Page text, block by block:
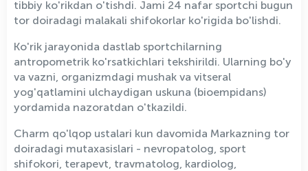
tibbiy ko'rikdan o'tishdi. Jami 24 nafar sportchi bugun
tor doiradagi malakali shifokorlar ko'rigida bo'lishdi.
Ko'rik jarayonida dastlab sportchilarning
antropometrik ko'rsatkichlari tekshirildi. Ularning bo'y
va vazni, organizmdagi mushak va vitseral
yog'qatlamini ulchaydigan uskuna (bioempidans)
yordamida nazoratdan o'tkazildi.
Charm qo'lqop ustalari kun davomida Markazning tor
doiradagi mutaxasislari - nevropatolog, sport
shifokori, terapevt, travmatolog, kardiolog,